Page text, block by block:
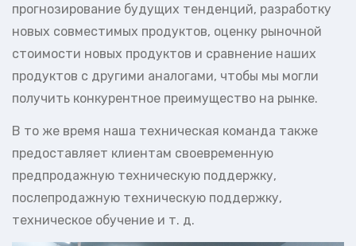
прогнозирование будущих тенденций, разработку
новых совместимых продуктов, оценку рыночной
стоимости новых продуктов и сравнение наших
продуктов с другими аналогами, чтобы мы могли
получить конкурентное преимущество на рынке.
В то же время наша техническая команда также
предоставляет клиентам своевременную
предпродажную техническую поддержку,
послепродажную техническую поддержку,
техническое обучение и т. д.